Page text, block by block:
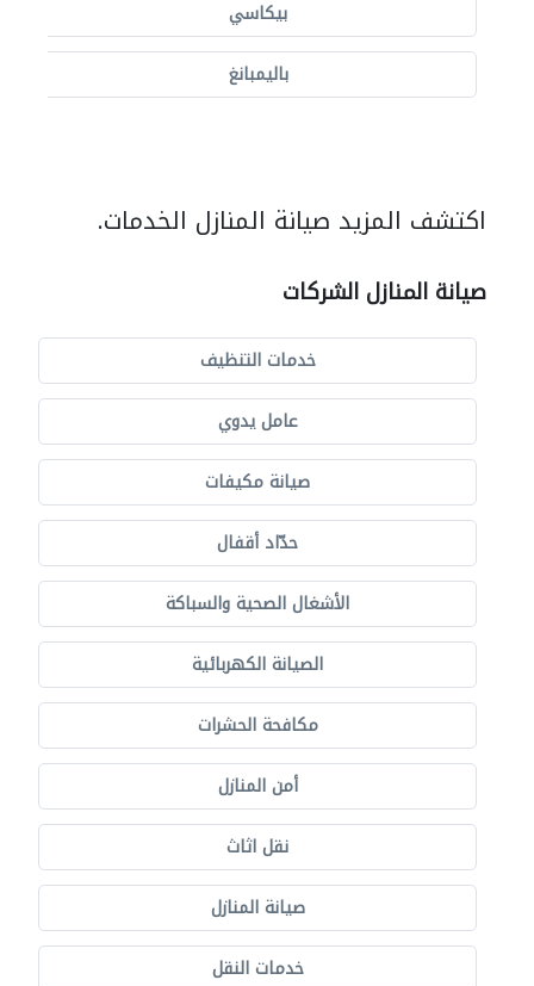
بيكاسي
باليمبانغ
اكتشف المزيد صيانة المنازل الخدمات.
صيانة المنازل الشركات
خدمات التنظيف
عامل يدوي
صيانة مكيفات
حدّاد أقفال
الأشغال الصحية والسباكة
الصيانة الكهربائية
مكافحة الحشرات
أمن المنازل
نقل اثاث
صيانة المنازل
خدمات النقل